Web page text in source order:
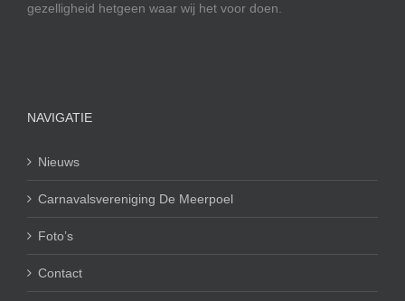
gezelligheid hetgeen waar wij het voor doen.
NAVIGATIE
Nieuws
Carnavalsvereniging De Meerpoel
Foto’s
Contact